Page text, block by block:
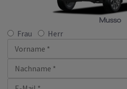
Musso
Frau Herr